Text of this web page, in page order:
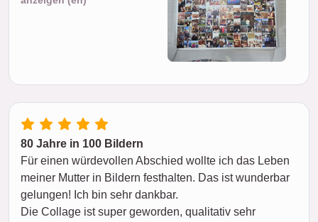
80 Jahre in 100 Bildern
Für einen würdevollen Abschied wollte ich das Leben
meiner Mutter in Bildern festhalten. Das ist wunderbar
gelungen! Ich bin sehr dankbar.
Die Collage ist super geworden, qualitativ sehr